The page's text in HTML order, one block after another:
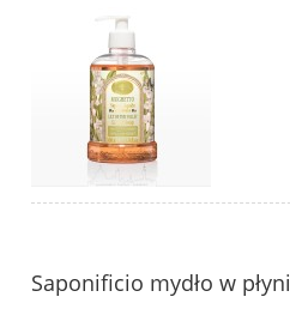
Saponificio mydło w